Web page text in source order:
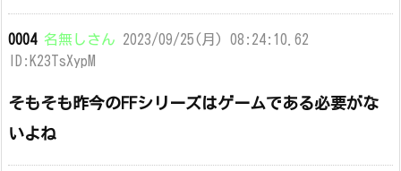
0004 名無しさん 2023/09/25(月) 08:24:10.62
ID:K23TsXypM
そもそも昨今のFFシリーズはゲームである必要がな
いよね